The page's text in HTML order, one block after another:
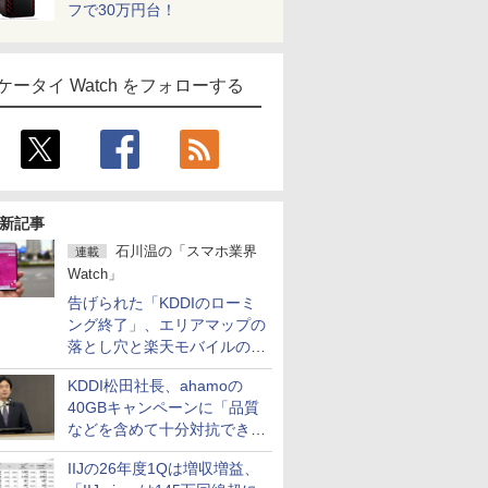
フで30万円台！
ータイ Watch をフォローする
記事
連載
石川温の「スマホ業界
Watch」
告げられた「KDDIのローミ
ング終了」、エリアマップの
落とし穴と楽天モバイルの課
題
KDDI松田社長、ahamoの
40GBキャンペーンに「品質
などを含めて十分対抗でき
る」
IIJの26年度1Qは増収増益、